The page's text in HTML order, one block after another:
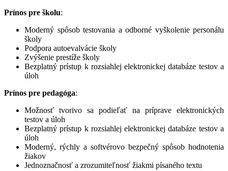
Prínos pre školu:
Moderný spôsob testovania a odborné vyškolenie personálu
školy
Podpora autoevalvácie školy
Zvýšenie prestíže školy
Bezplatný prístup k rozsiahlej elektronickej databáze testov a
úloh
Prínos pre pedagóga:
Možnosť tvorivo sa podieľať na príprave elektronických
testov a úloh
Bezplatný prístup k rozsiahlej elektronickej databáze testov a
úloh
Moderný, rýchly a softvérovo bezpečný spôsob hodnotenia
žiakov
Jednoznačnosť a zrozumiteľnosť žiakmi písaného textu